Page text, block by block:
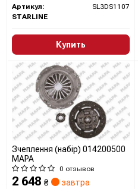
Артикул:
SL3DS1107
STARLINE
Купить
Зчеплення (набір) 014200500
MAPA
0 отзывов
2 648 ₴ завтра